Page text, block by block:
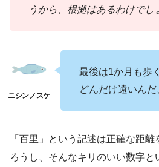
うから、根拠はあるわけでし
最後は1か月も歩
どんだけ遠いんだ
「百里」という記述は正確な距
ろうし、そんなキリのいい数字と